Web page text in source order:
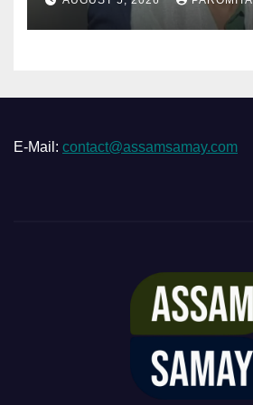
E-Mail: contact@assamsamay.com